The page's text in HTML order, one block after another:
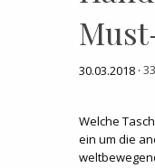
30.03.2018 · 33
Welche
ein um die